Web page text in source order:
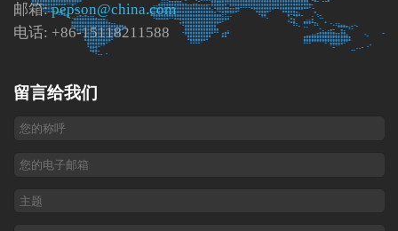
邮箱:pepson@china.com
电话: +86-15118211588
留言给我们